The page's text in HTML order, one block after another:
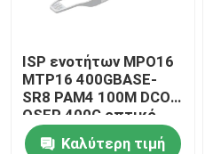
ISP ενοτήτων MPO16
MTP16 400GBASE-
SR8 PAM4 100M DCO
OSFP 400G οπτικό
δίκτυο
Καλύτερη τιμή